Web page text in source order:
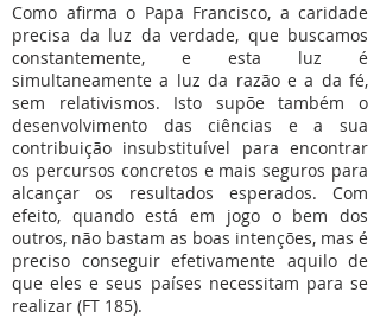
Como afirma o Papa Francisco, a caridade
precisa da luz da verdade, que buscamos
constantemente, e esta luz é
simultaneamente a luz da razão e a da fé,
sem relativismos. Isto supõe também o
desenvolvimento das ciências e a sua
contribuição insubstituível para encontrar
os percursos concretos e mais seguros para
alcançar os resultados esperados. Com
efeito, quando está em jogo o bem dos
outros, não bastam as boas intenções, mas é
preciso conseguir efetivamente aquilo de
que eles e seus países necessitam para se
realizar (FT 185).